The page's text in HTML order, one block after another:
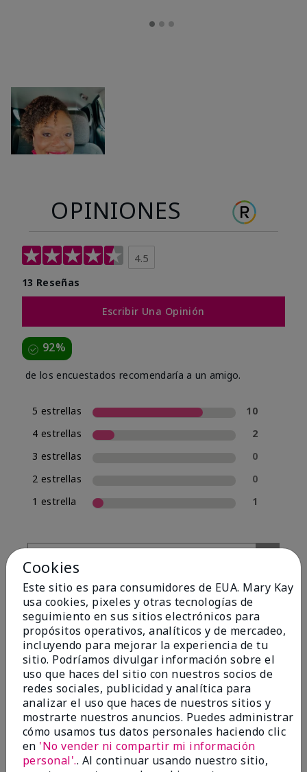
OPINIONES
4.5
13 Reseñas
Escribir Una Opinión
92%
de los encuestados recomendaría a un amigo.
5 estrellas
10
4 estrellas
2
3 estrellas
0
2 estrellas
0
1 estrella
1
Evaluado por 13 clientes
5
Yeh! I really works
EnviadoHace 4 meses
porChar
Cookies
Este sitio es para consumidores de EUA. Mary Kay
usa cookies, pixeles y otras tecnologías de
seguimiento en sus sitios electrónicos para
propósitos operativos, analíticos y de mercadeo,
incluyendo para mejorar la experiencia de tu
sitio. Podríamos divulgar información sobre el
uso que haces del sitio con nuestros socios de
redes sociales, publicidad y analítica para
analizar el uso que haces de nuestros sitios y
mostrarte nuestros anuncios. Puedes administrar
cómo usamos tus datos personales haciendo clic
en 'No vender ni compartir mi información
personal'.. Al continuar usando nuestro sitio,